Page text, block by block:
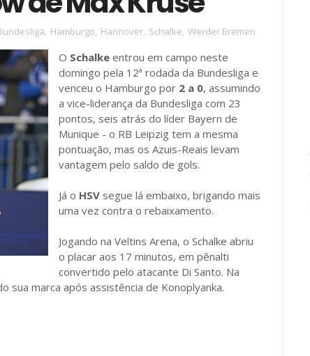
, Hamburgo, Hannover, Schalke, Werder Bremen
O Schalke entrou em campo neste
domingo pela 12ª rodada da Bundesliga e
venceu o Hamburgo por 2 a 0, assumindo
a vice-liderança da Bundesliga com 23
pontos, seis atrás do líder Bayern de
Munique - o RB Leipzig tem a mesma
pontuação, mas os Azuis-Reais levam
vantagem pelo saldo de gols.
Já o HSV segue lá embaixo, brigando mais
uma vez contra o rebaixamento.
Jogando na Veltins Arena, o Schalke abriu
o placar aos 17 minutos, em pênalti
convertido pelo atacante Di Santo. Na
sua marca após assistência de Konoplyanka.